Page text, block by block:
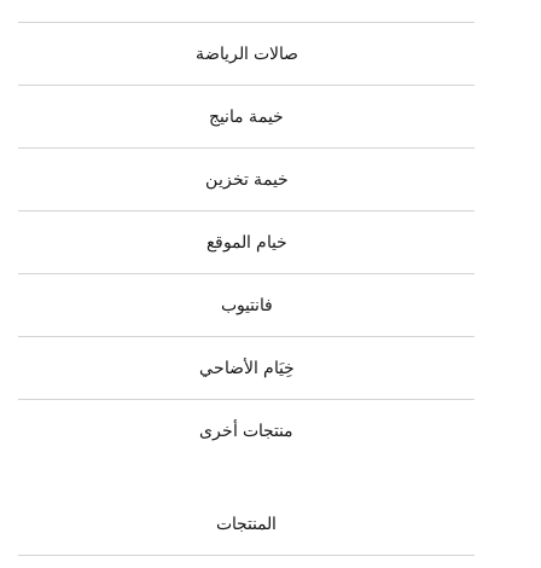
صالات الرياضة
خيمة مانيج
خيمة تخزين
خيام الموقع
فانتيوب
خِيَام الأضاحي
منتجات أخرى
المنتجات